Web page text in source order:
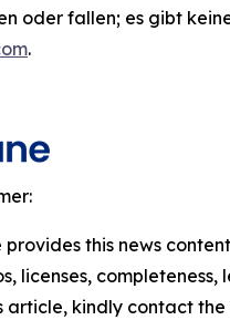
oder fallen; es gibt
.
provides this news
licenses,
article, kindly contact